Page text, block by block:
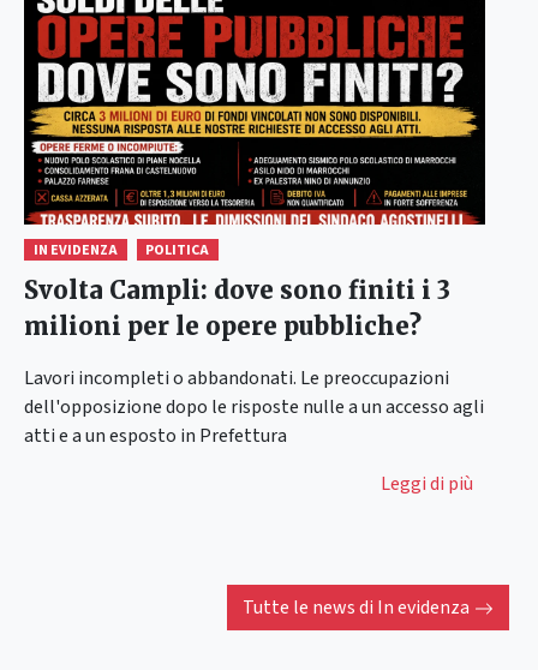
IN EVIDENZA POLITICA
Svolta Campli: dove sono finiti i 3
milioni per le opere pubbliche?
Lavori incompleti o abbandonati. Le preoccupazioni
dell'opposizione dopo le risposte nulle a un accesso agli
atti e a un esposto in Prefettura
Leggi di più
Tutte le news di In evidenza